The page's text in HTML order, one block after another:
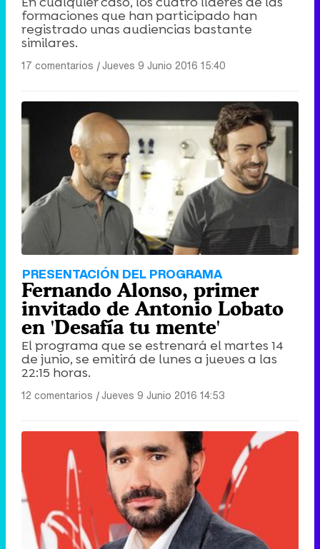
formaciones que han participado han
registrado unas audiencias bastante
similares.
17 comentarios |Jueves 9 Junio 2016 15:40
PRESENTACIÓN DEL PROGRAMA
Fernando Alonso, primer
invitado de Antonio Lobato
en 'Desafía tu mente'
El programa que se estrenará el martes 14
de junio, se emitirá de lunes a jueves a las
22:15 horas.
12 comentarios |Jueves 9 Junio 2016 14:53